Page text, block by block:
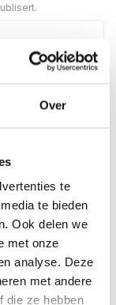
Over
te
te bieden
Ook delen we
met onze
analyse. Deze
met andere
die ze hebben